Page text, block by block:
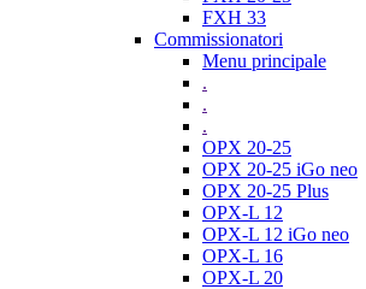
FXH 33
Commissionatori
Menu principale
.
.
.
OPX 20-25
OPX 20-25 iGo neo
OPX 20-25 Plus
OPX-L 12
OPX-L 12 iGo neo
OPX-L 16
OPX-L 20